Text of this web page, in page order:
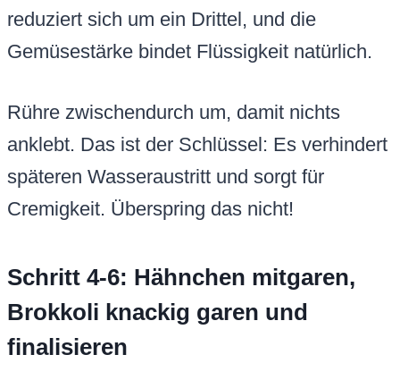
reduziert sich um ein Drittel, und die
Gemüsestärke bindet Flüssigkeit natürlich.
Rühre zwischendurch um, damit nichts
anklebt. Das ist der Schlüssel: Es verhindert
späteren Wasseraustritt und sorgt für
Cremigkeit. Überspring das nicht!
Schritt 4-6: Hähnchen mitgaren,
Brokkoli knackig garen und
finalisieren